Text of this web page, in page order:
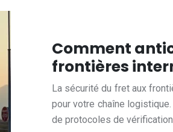
Comment
frontières
La sécurité du fret aux
pour votre chaîne
de protocoles de